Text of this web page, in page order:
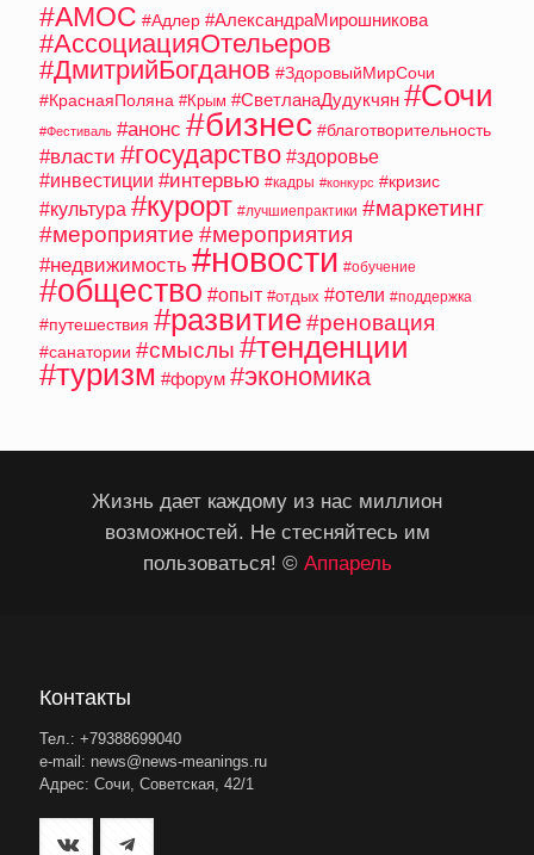
#АМОС #Адлер #АлександраМирошникова
#АссоциацияОтельеров
#ДмитрийБогданов #ЗдоровыйМирСочи
#КраснаяПоляна #Крым #СветланаДудукчян #Сочи
#Фестиваль #анонс #бизнес #благотворительность
#власти #государство #здоровье
#инвестиции #интервью #кадры #конкурс #кризис
#культура #курорт #лучшиепрактики #маркетинг
#мероприятие #мероприятия
#недвижимость #новости #обучение
#общество #опыт #отдых #отели #поддержка
#путешествия #развитие#реновация
#санатории #смыслы #тенденции
#туризм #форум #экономика
Жизнь дает каждому из нас миллион
возможностей. Не стесняйтесь им
пользоваться! © Аппарель
Контакты
Тел.: +79388699040
e-mail: news@news-meanings.ru
Адрес: Сочи, Советская, 42/1